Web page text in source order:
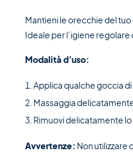
Mantieni le orecchie del
Ideale per l’igiene regolare
Modalità d’uso:
Applica qualche goccia
Massaggia
Rimuovi delicatamente
Avvertenze: Non utilizzare